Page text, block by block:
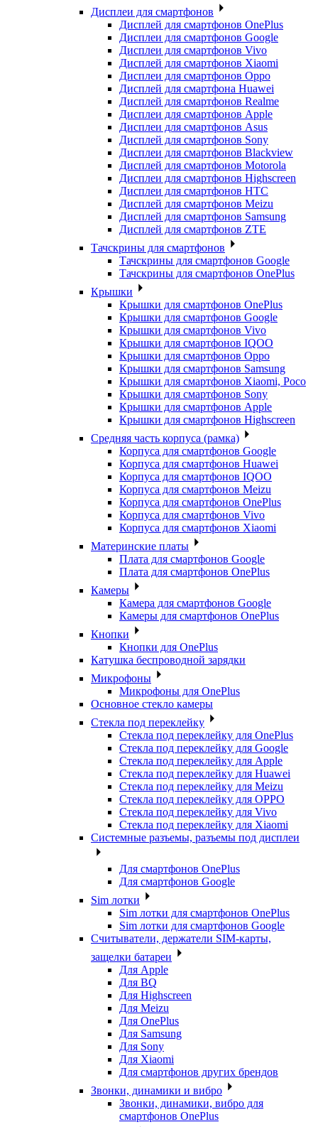
Дисплеи для смартфонов
Дисплей для смартфонов OnePlus
Дисплеи для смартфонов Google
Дисплеи для смартфонов Vivo
Дисплей для смартфонов Xiaomi
Дисплеи для смартфонов Oppo
Дисплей для смартфона Huawei
Дисплей для смартфонов Realme
Дисплеи для смартфонов Apple
Дисплеи для смартфонов Asus
Дисплей для смартфонов Sony
Дисплеи для смартфонов Blackview
Дисплей для смартфонов Motorola
Дисплеи для смартфонов Highscreen
Дисплеи для смартфонов HTC
Дисплей для смартфонов Meizu
Дисплей для смартфонов Samsung
Дисплей для смартфонов ZTE
Тачскрины для смартфонов
Тачскрины для смартфонов Google
Тачскрины для смартфонов OnePlus
Крышки
Крышки для смартфонов OnePlus
Крышки для смартфонов Google
Крышки для смартфонов Vivo
Крышки для смартфонов IQOO
Крышки для смартфонов Oppo
Крышки для смартфонов Samsung
Крышки для смартфонов Xiaomi, Poco
Крышки для смартфонов Sony
Крышки для смартфонов Apple
Крышки для смартфонов Highscreen
Средняя часть корпуса (рамка)
Корпуса для смартфонов Google
Корпуса для смартфонов Huawei
Корпуса для смартфонов IQOO
Корпуса для смартфонов Meizu
Корпуса для смартфонов OnePlus
Корпуса для смартфонов Vivo
Корпуса для смартфонов Xiaomi
Материнские платы
Плата для смартфонов Google
Плата для смартфонов OnePlus
Камеры
Камера для смартфонов Google
Камеры для смартфонов OnePlus
Кнопки
Кнопки для OnePlus
Катушка беспроводной зарядки
Микрофоны
Микрофоны для OnePlus
Основное стекло камеры
Стекла под переклейку
Стекла под переклейку для OnePlus
Стекла под переклейку для Google
Стекла под переклейку для Apple
Стекла под переклейку для Huawei
Стекла под переклейку для Meizu
Стекла под переклейку для OPPO
Стекла под переклейку для Vivo
Стекла под переклейку для Xiaomi
Системные разъемы, разъемы под дисплеи
Для смартфонов OnePlus
Для смартфонов Google
Sim лотки
Sim лотки для смартфонов OnePlus
Sim лотки для смартфонов Google
Считыватели, держатели SIM-карты,
защелки батареи
Для Apple
Для BQ
Для Highscreen
Для Meizu
Для OnePlus
Для Samsung
Для Sony
Для Xiaomi
Для смартфонов других брендов
Звонки, динамики и вибро
Звонки, динамики, вибро для
смартфонов OnePlus